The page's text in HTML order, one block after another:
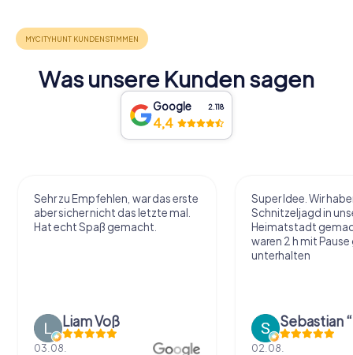
Was unsere Kunden sagen
Google 2.118
4,4
Sehr zu Empfehlen, war das erste
aber sicher nicht das letzte mal.
Hat echt Spaß gemacht.
Liam Voß
03.08.
Super Idee. Wir
Schnitzeljagd in
Heimatstadt
waren 2 h mit
unterhalten
02.08.